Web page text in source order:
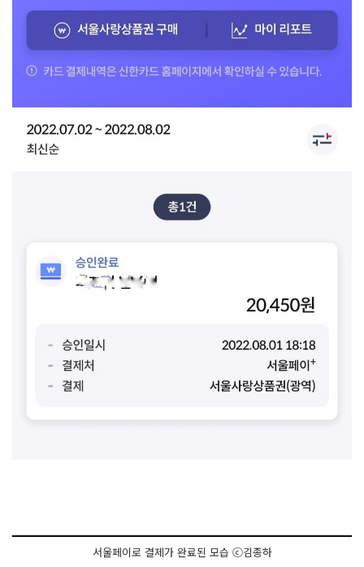
서울페이로 결제가 완료된 모습 ⓒ김종하